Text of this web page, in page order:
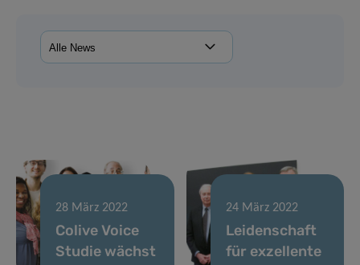
28 März 2022
Colive Voice
Studie wächst
24 März 2022
Leidenschaft
für exzellente